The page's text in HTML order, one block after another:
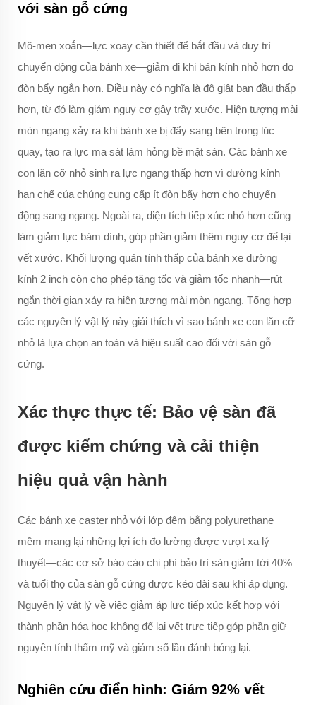
với sàn gỗ cứng
Mô-men xoắn—lực xoay cần thiết để bắt đầu và duy trì
chuyển động của bánh xe—giảm đi khi bán kính nhỏ hơn do
đòn bẩy ngắn hơn. Điều này có nghĩa là độ giật ban đầu thấp
hơn, từ đó làm giảm nguy cơ gây trầy xước. Hiện tượng mài
mòn ngang xảy ra khi bánh xe bị đẩy sang bên trong lúc
quay, tạo ra lực ma sát làm hỏng bề mặt sàn. Các bánh xe
con lăn cỡ nhỏ sinh ra lực ngang thấp hơn vì đường kính
hạn chế của chúng cung cấp ít đòn bẩy hơn cho chuyển
động sang ngang. Ngoài ra, diện tích tiếp xúc nhỏ hơn cũng
làm giảm lực bám dính, góp phần giảm thêm nguy cơ để lại
vết xước. Khối lượng quán tính thấp của bánh xe đường
kính 2 inch còn cho phép tăng tốc và giảm tốc nhanh—rút
ngắn thời gian xảy ra hiện tượng mài mòn ngang. Tổng hợp
các nguyên lý vật lý này giải thích vì sao bánh xe con lăn cỡ
nhỏ là lựa chọn an toàn và hiệu suất cao đối với sàn gỗ
cứng.
Xác thực thực tế: Bảo vệ sàn đã
được kiểm chứng và cải thiện
hiệu quả vận hành
Các bánh xe caster nhỏ với lớp đệm bằng polyurethane
mềm mang lại những lợi ích đo lường được vượt xa lý
thuyết—các cơ sở báo cáo chi phí bảo trì sàn giảm tới 40%
và tuổi thọ của sàn gỗ cứng được kéo dài sau khi áp dụng.
Nguyên lý vật lý về việc giảm áp lực tiếp xúc kết hợp với
thành phần hóa học không để lại vết trực tiếp góp phần giữ
nguyên tính thẩm mỹ và giảm số lần đánh bóng lại.
Nghiên cứu điển hình: Giảm 92% vết